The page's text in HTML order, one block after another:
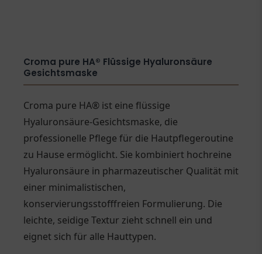
Croma pure HA® Flüssige Hyaluronsäure
Gesichtsmaske
Croma pure HA® ist eine flüssige
Hyaluronsäure-Gesichtsmaske, die
professionelle Pflege für die Hautpflegeroutine
zu Hause ermöglicht. Sie kombiniert hochreine
Hyaluronsäure in pharmazeutischer Qualität mit
einer minimalistischen,
konservierungsstofffreien Formulierung. Die
leichte, seidige Textur zieht schnell ein und
eignet sich für alle Hauttypen.